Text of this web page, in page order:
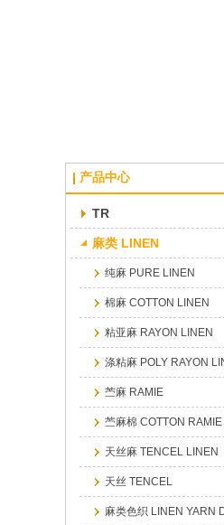
产品中心
TR
麻类 LINEN
纯麻 PURE LINEN
棉麻 COTTON LINEN
粘亚麻 RAYON LINEN
涤粘麻 POLY RAYON
苎麻 RAMIE
苎麻棉 COTTON RAMIE
天丝麻 TENCEL LINEN
天丝 TENCEL
麻类色织 LINEN YARN